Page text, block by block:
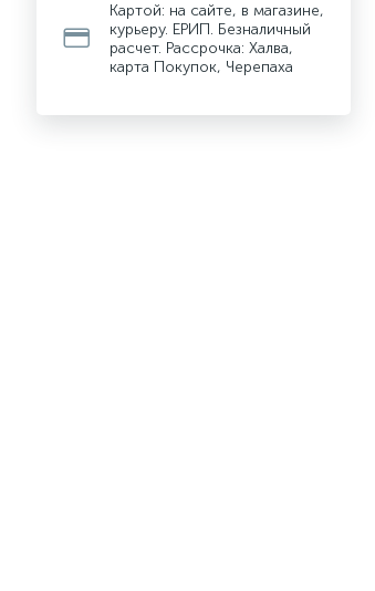
Картой: на сайте, в магазине,
курьеру. ЕРИП. Безналичный
расчет. Рассрочка: Халва,
карта Покупок, Черепаха